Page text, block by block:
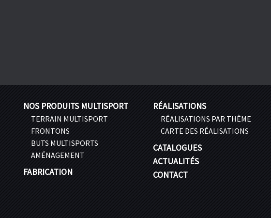
NOS PRODUITS MULTISPORT
TERRAIN MULTISPORT
FRONTONS
BUTS MULTISPORTS
AMÉNAGEMENT
FABRICATION
RÉALISATIONS
RÉALISATIONS PAR THÈME
CARTE DES RÉALISATIONS
CATALOGUES
ACTUALITÉS
CONTACT